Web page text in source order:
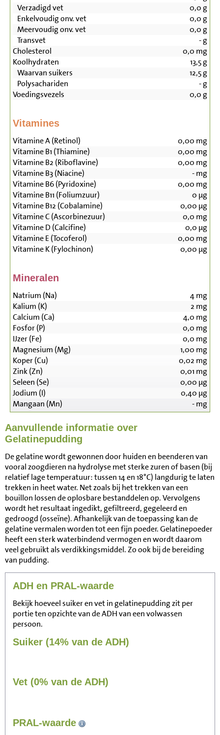
Verzadigd vet
0,0 g
Enkelvoudig onv. vet
0,0 g
Meervoudig onv. vet
0,0 g
Transvet
-g
Cholesterol
0,0 mg
Koolhydraten
13,5g
Waarvan suikers
12,5g
Polysachariden
-g
Voedingsvezels
0,0 g
Vitamines
Vitamine A (Retinol) 0,00 mg
Vitamine B1 (Thiamine)
0,00 mg
Vitamine B2 (Riboflavine)
0,00 mg
Vitamine B3 (Niacine)
-mg
Vitamine B6 (Pyridoxine)
0,00 mg
Vitamine B11 (Foliumzuur)
0 µg
Vitamine B12 (Cobalamine)
0,00 µg
Vitamine C (Ascorbinezuur)
0,0 mg
Vitamine D (Calcifine)
0,0 µg
Vitamine E (Tocoferol)
0,00 mg
Vitamine K (Fylochinon)
0,00 µg
Mineralen
Natrium (Na) 4mg
Kalium (K)
2 mg
Calcium (Ca)
4,0 mg
Fosfor (P)
0,0 mg
IJzer (Fe)
0,0 mg
Magnesium (Mg)
1,00 mg
Koper (Cu)
0,02 mg
Zink (Zn)
0,01 mg
Seleen (Se)
0,00 µg
Jodium (I)
0,40 µg
Mangaan (Mn)
-mg
Aanvullende informatie over
Gelatinepudding
De gelatine wordt gewonnen door huiden en beenderen van
vooral zoogdieren na hydrolyse met sterke zuren of basen (bij
relatief lage temperatuur: tussen 14 en 18°C) langdurig te laten
trekken in heet water. Net zoals bij het trekken van een
bouillon lossen de oplosbare bestanddelen op. Vervolgens
wordt het resultaat ingedikt, gefiltreerd, gegeleerd en
gedroogd (osseïne). Afhankelijk van de toepassing kan de
gelatine vermalen worden tot een fijn poeder. Gelatinepoeder
heeft een sterk waterbindend vermogen en wordt daarom
veel gebruikt als verdikkingsmiddel. Zo ook bij de bereiding
van pudding.
ADH en PRAL-waarde
Bekijk hoeveel suiker en vet in gelatinepudding zit per
portie ten opzichte van de ADH van een volwassen
persoon.
Suiker (14% van de ADH)
Vet (0% van de ADH)
PRAL-waarde
Zitten, tv kijken